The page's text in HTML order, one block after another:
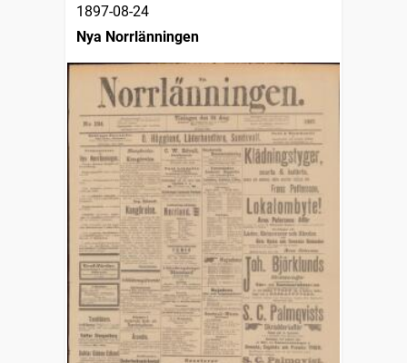
1897-08-24
Nya Norrlänningen